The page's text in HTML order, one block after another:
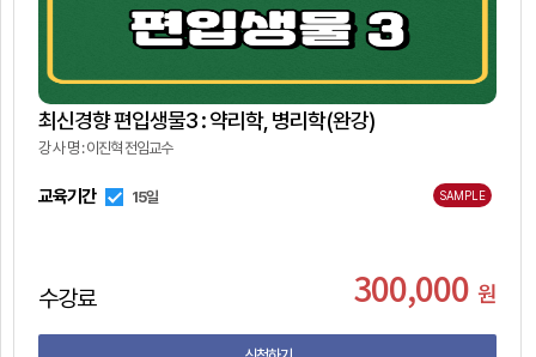
최신경향 편입생물3 : 약리학, 병리학(완강)
강 사 명 : 이진혁 전임교수
교육기간 15일 SAMPLE
수강료 300,000 원